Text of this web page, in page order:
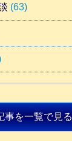
(63)
事を一覧で見る